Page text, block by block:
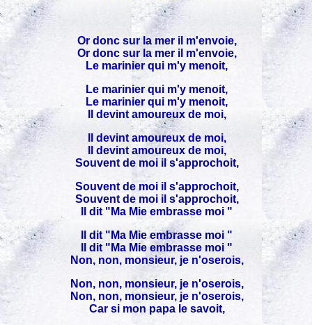
Or donc sur la mer il m'envoie,
Or donc sur la mer il m'envoie,
Le marinier qui m'y menoit,
Le marinier qui m'y menoit,
Le marinier qui m'y menoit,
Il devint amoureux de moi,
Il devint amoureux de moi,
Il devint amoureux de moi,
Souvent de moi il s'approchoit,
Souvent de moi il s'approchoit,
Souvent de moi il s'approchoit,
Il dit "Ma Mie embrasse moi "
Il dit "Ma Mie embrasse moi "
Il dit "Ma Mie embrasse moi "
Non, non, monsieur, je n'oserois,
Non, non, monsieur, je n'oserois,
Non, non, monsieur, je n'oserois,
Car si mon papa le savoit,